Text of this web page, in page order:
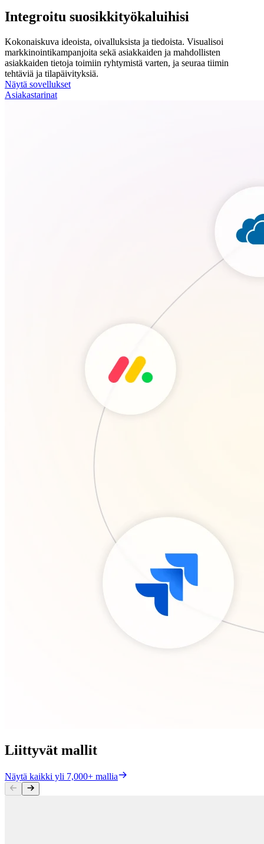
Integroitu suosikkityökaluihisi
Kokonaiskuva ideoista, oivalluksista ja tiedoista. Visualisoi
markkinointikampanjoita sekä asiakkaiden ja mahdollisten
asiakkaiden tietoja toimiin ryhtymistä varten, ja seuraa tiimin
tehtäviä ja tilapäivityksiä.
Näytä sovellukset
Asiakastarinat
Liittyvät mallit
Näytä kaikki yli 7,000+ mallia